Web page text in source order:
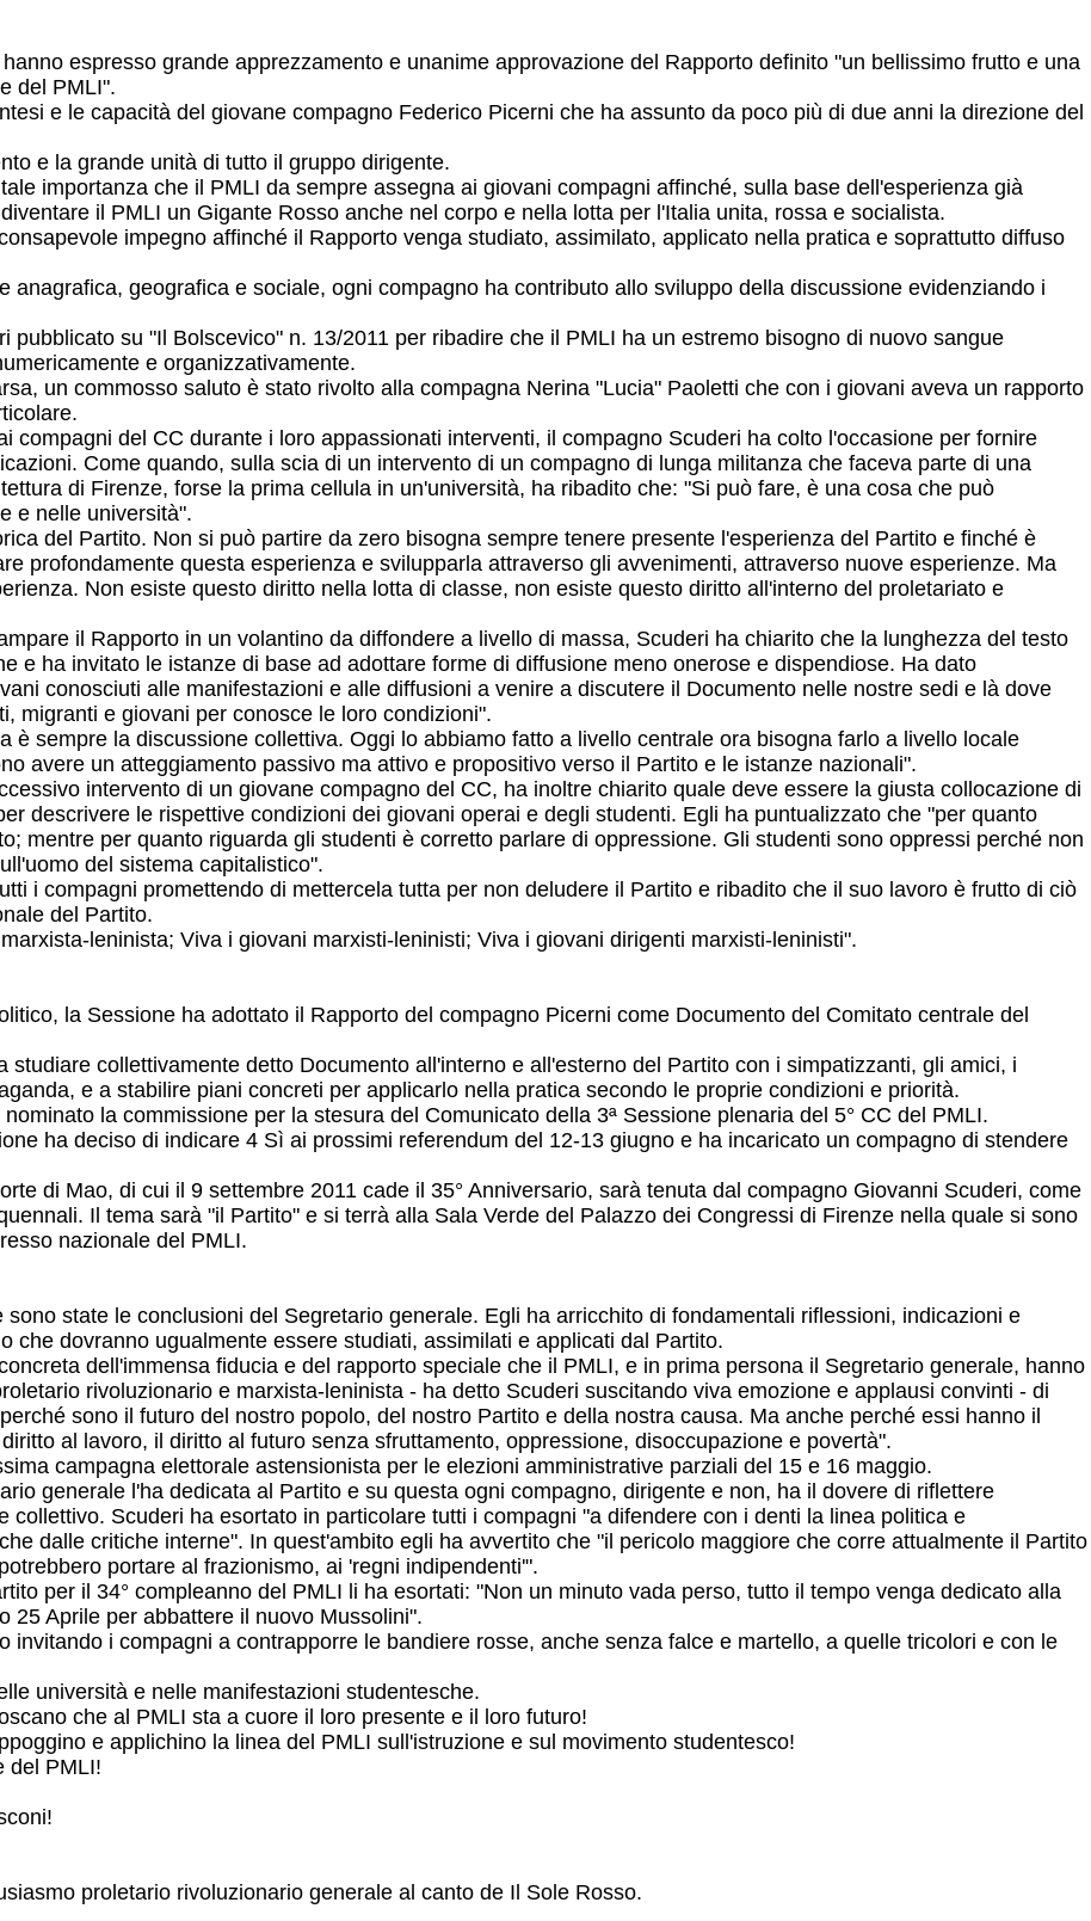
espresso grande apprezzamento e unanime approvazione del Rapporto definito "un bellissimo frutto e una
del PMLI".
e le capacità del giovane compagno Federico Picerni che ha assunto da poco più di due anni la direzione del
e la grande unità di tutto il gruppo dirigente.
importanza che il PMLI da sempre assegna ai giovani compagni affinché, sulla base dell'esperienza già
il PMLI un Gigante Rosso anche nel corpo e nella lotta per l'Italia unita, rossa e socialista.
impegno affinché il Rapporto venga studiato, assimilato, applicato nella pratica e soprattutto diffuso
anagrafica, geografica e sociale, ogni compagno ha contributo allo sviluppo della discussione evidenziando i
pubblicato su "Il Bolscevico" n. 13/2011 per ribadire che il PMLI ha un estremo bisogno di nuovo sangue
e organizzativamente.
un commosso saluto è stato rivolto alla compagna Nerina "Lucia" Paoletti che con i giovani aveva un rapporto
compagni del CC durante i loro appassionati interventi, il compagno Scuderi ha colto l'occasione per fornire
Come quando, sulla scia di un intervento di un compagno di lunga militanza che faceva parte di una
di Firenze, forse la prima cellula in un'università, ha ribadito che: "Si può fare, è una cosa che può
e nelle università".
del Partito. Non si può partire da zero bisogna sempre tenere presente l'esperienza del Partito e finché è
profondamente questa esperienza e svilupparla attraverso gli avvenimenti, attraverso nuove esperienze. Ma
Non esiste questo diritto nella lotta di classe, non esiste questo diritto all'interno del proletariato e
il Rapporto in un volantino da diffondere a livello di massa, Scuderi ha chiarito che la lunghezza del testo
e ha invitato le istanze di base ad adottare forme di diffusione meno onerose e dispendiose. Ha dato
conosciuti alle manifestazioni e alle diffusioni a venire a discutere il Documento nelle nostre sedi e là dove
migranti e giovani per conosce le loro condizioni".
è sempre la discussione collettiva. Oggi lo abbiamo fatto a livello centrale ora bisogna farlo a livello locale
avere un atteggiamento passivo ma attivo e propositivo verso il Partito e le istanze nazionali".
intervento di un giovane compagno del CC, ha inoltre chiarito quale deve essere la giusta collocazione di
descrivere le rispettive condizioni dei giovani operai e degli studenti. Egli ha puntualizzato che "per quanto
mentre per quanto riguarda gli studenti è corretto parlare di oppressione. Gli studenti sono oppressi perché non
del sistema capitalistico".
i compagni promettendo di mettercela tutta per non deludere il Partito e ribadito che il suo lavoro è frutto di ciò
del Partito.
leninista; Viva i giovani marxisti-leninisti; Viva i giovani dirigenti marxisti-leninisti".
la Sessione ha adottato il Rapporto del compagno Picerni come Documento del Comitato centrale del
collettivamente detto Documento all'interno e all'esterno del Partito con i simpatizzanti, gli amici, i
e a stabilire piani concreti per applicarlo nella pratica secondo le proprie condizioni e priorità.
la commissione per la stesura del Comunicato della 3ª Sessione plenaria del 5° CC del PMLI.
ha deciso di indicare 4 Sì ai prossimi referendum del 12-13 giugno e ha incaricato un compagno di stendere
di Mao, di cui il 9 settembre 2011 cade il 35° Anniversario, sarà tenuta dal compagno Giovanni Scuderi, come
Il tema sarà "il Partito" e si terrà alla Sala Verde del Palazzo dei Congressi di Firenze nella quale si sono
nazionale del PMLI.
state le conclusioni del Segretario generale. Egli ha arricchito di fondamentali riflessioni, indicazioni e
che dovranno ugualmente essere studiati, assimilati e applicati dal Partito.
dell'immensa fiducia e del rapporto speciale che il PMLI, e in prima persona il Segretario generale, hanno
rivoluzionario e marxista-leninista - ha detto Scuderi suscitando viva emozione e applausi convinti - di
sono il futuro del nostro popolo, del nostro Partito e della nostra causa. Ma anche perché essi hanno il
al lavoro, il diritto al futuro senza sfruttamento, oppressione, disoccupazione e povertà".
campagna elettorale astensionista per le elezioni amministrative parziali del 15 e 16 maggio.
generale l'ha dedicata al Partito e su questa ogni compagno, dirigente e non, ha il dovere di riflettere
Scuderi ha esortato in particolare tutti i compagni "a difendere con i denti la linea politica e
dalle critiche interne". In quest'ambito egli ha avvertito che "il pericolo maggiore che corre attualmente il Partito
portare al frazionismo, ai 'regni indipendenti'".
per il 34° compleanno del PMLI li ha esortati: "Non un minuto vada perso, tutto il tempo venga dedicato alla
25 Aprile per abbattere il nuovo Mussolini".
invitando i compagni a contrapporre le bandiere rosse, anche senza falce e martello, a quelle tricolori e con le
università e nelle manifestazioni studentesche.
che al PMLI sta a cuore il loro presente e il loro futuro!
e applichino la linea del PMLI sull'istruzione e sul movimento studentesco!
del PMLI!
proletario rivoluzionario generale al canto de Il Sole Rosso.